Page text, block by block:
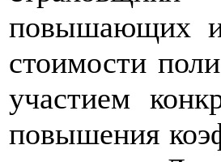
повышающих
стоимости
участием
повышения